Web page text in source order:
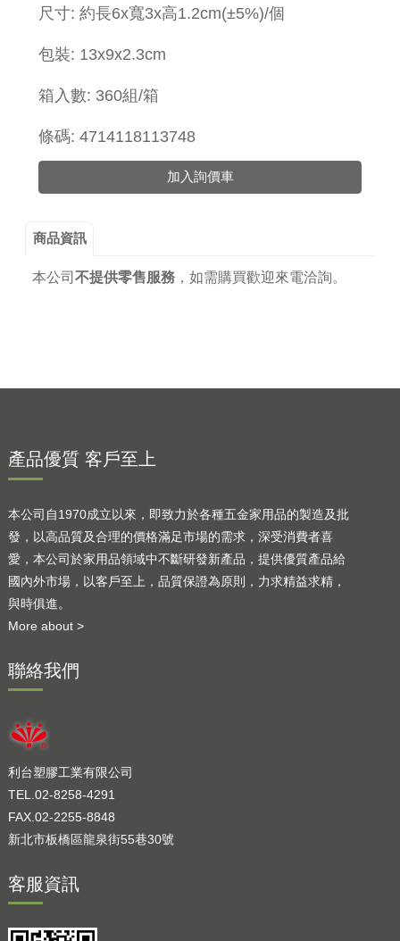
尺寸: 約長6x寬3x高1.2cm(±5%)/個
包裝: 13x9x2.3cm
箱入數: 360組/箱
條碼: 4714118113748
加入詢價車
商品資訊
本公司 不提供零售服務， 如需購買歡迎來電洽詢。
產品優質 客戶至上
本公司自1970成立以來，即致力於各種五金家用品的製造及批
發，以高品質及合理的價格滿足市場的需求，深受消費者喜
愛，本公司於家用品領域中不斷研發新產品，提供優質產品給
國內外市場，以客戶至上，品質保證為原則，力求精益求精，
與時俱進。
More about >
聯絡我們
利台塑膠工業有限公司
TEL.02-8258-4291
FAX.02-2255-8848
新北市板橋區龍泉街55巷30號
客服資訊